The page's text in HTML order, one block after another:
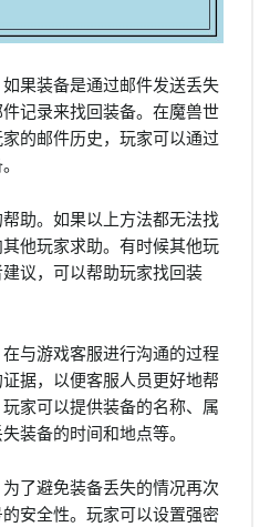
果装备是通过邮件发送丢失
记录来找回装备。在魔兽世
的邮件历史，玩家可以通过
助。如果以上方法都无法找
他玩家求助。有时候其他玩
议，可以帮助玩家找回装
与游戏客服进行沟通的过程
据，以便客服人员更好地帮
家可以提供装备的名称、属
装备的时间和地点等。
了避免装备丢失的情况再次
安全性。玩家可以设置强密